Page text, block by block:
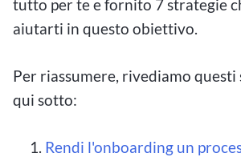
tutto per te e fornito 7 strategie
aiutarti in questo obiettivo.
Per riassumere, rivediamo
qui sotto:
Rendi l'onboarding un